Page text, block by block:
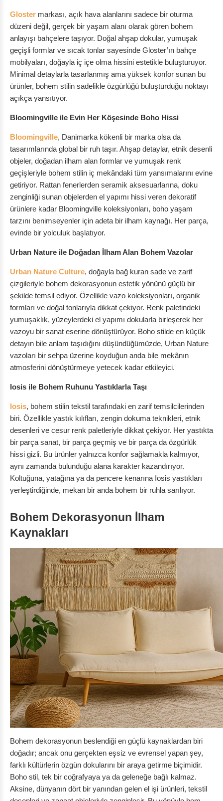
Gloster markası, açık hava alanlarını sadece bir oturma
düzeni değil, gerçek bir yaşam alanı olarak gören bohem
anlayışı bahçelere taşıyor. Doğal ahşap dokular, yumuşak
geçişli formlar ve sıcak tonlar sayesinde Gloster’ın bahçe
mobilyaları, doğayla iç içe olma hissini estetikle buluşturuyor.
Minimal detaylarla tasarlanmış ama yüksek konfor sunan bu
ürünler, bohem stilin sadelikle özgürlüğü buluşturduğu noktayı
açıkça yansıtıyor.
Bloomingville ile Evin Her Köşesinde Boho Hissi
Bloomingville, Danimarka kökenli bir marka olsa da
tasarımlarında global bir ruh taşır. Ahşap detaylar, etnik desenli
objeler, doğadan ilham alan formlar ve yumuşak renk
geçişleriyle bohem stilin iç mekândaki tüm yansımalarını evine
getiriyor. Rattan fenerlerden seramik aksesuarlarına, doku
zenginliği sunan objelerden el yapımı hissi veren dekoratif
ürünlere kadar Bloomingville koleksiyonları, boho yaşam
tarzını benimseyenler için adeta bir ilham kaynağı. Her parça,
evinde bir yolculuk başlatıyor.
Urban Nature ile Doğadan İlham Alan Bohem Vazolar
Urban Nature Culture, doğayla bağ kuran sade ve zarif
çizgileriyle bohem dekorasyonun estetik yönünü güçlü bir
şekilde temsil ediyor. Özellikle vazo koleksiyonları, organik
formları ve doğal tonlarıyla dikkat çekiyor. Renk paletindeki
yumuşaklık, yüzeylerdeki el yapımı dokularla birleşerek her
vazoyu bir sanat eserine dönüştürüyor. Boho stilde en küçük
detayın bile anlam taşıdığını düşündüğümüzde, Urban Nature
vazoları bir sehpa üzerine koyduğun anda bile mekânın
atmosferini dönüştürmeye yetecek kadar etkileyici.
Iosis ile Bohem Ruhunu Yastıklarla Taşı
Iosis, bohem stilin tekstil tarafındaki en zarif temsilcilerinden
biri. Özellikle yastık kılıfları, zengin dokuma teknikleri, etnik
desenleri ve cesur renk paletleriyle dikkat çekiyor. Her yastıkta
bir parça sanat, bir parça geçmiş ve bir parça da özgürlük
hissi gizli. Bu ürünler yalnızca konfor sağlamakla kalmıyor,
aynı zamanda bulunduğu alana karakter kazandırıyor.
Koltuğuna, yatağına ya da pencere kenarına Iosis yastıkları
yerleştirdiğinde, mekan bir anda bohem bir ruhla sarılıyor.
Bohem Dekorasyonun İlham
Kaynakları
Bohem dekorasyonun beslendiği en güçlü kaynaklardan biri
doğadır; ancak onu gerçekten eşsiz ve evrensel yapan şey,
farklı kültürlerin özgün dokularını bir araya getirme biçimidir.
Boho stil, tek bir coğrafyaya ya da geleneğe bağlı kalmaz.
Aksine, dünyanın dört bir yanından gelen el işi ürünleri, tekstil